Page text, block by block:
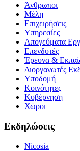
Άνθρωποι
Μέλη
Επιχειρήσεις
Υπηρεσίες
Απογεύματα
Επενδυτές
Έρευνα &
Διοργανωτές
Υποδομή
Κοινότητες
Κυβέρνηση
Χώροι
Εκδηλώσεις
Nicosia